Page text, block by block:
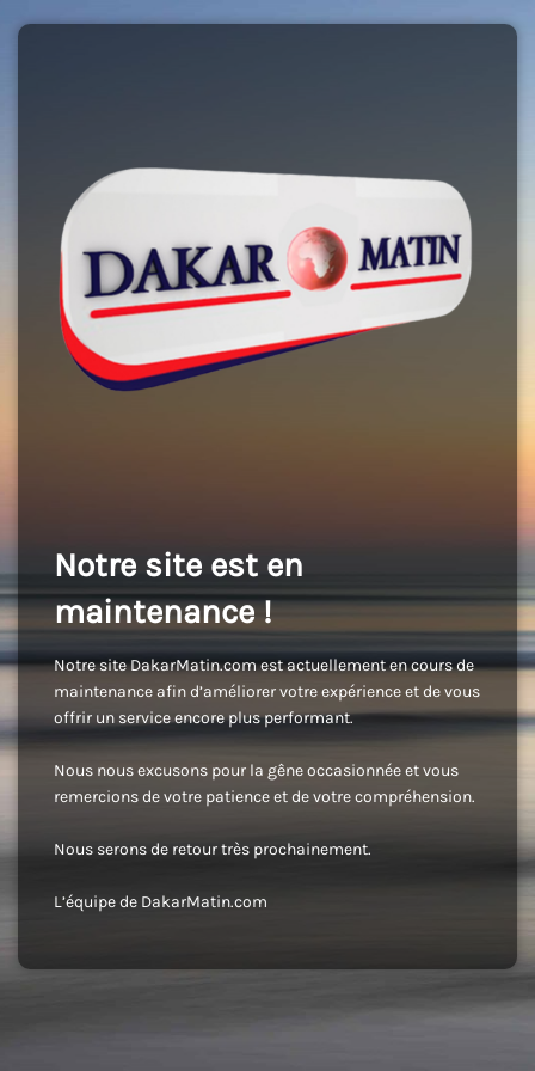
Notre site est en
maintenance !
Notre site DakarMatin.com est actuellement en cours de
maintenance afin d’améliorer votre expérience et de vous
offrir un service encore plus performant.
Nous nous excusons pour la gêne occasionnée et vous
remercions de votre patience et de votre compréhension.
Nous serons de retour très prochainement.
L’équipe de DakarMatin.com